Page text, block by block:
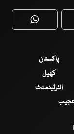
WhatsApp
پاکستان
کھیل
انٹرٹینمنٹ